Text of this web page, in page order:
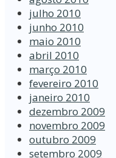
julho 2010
junho 2010
maio 2010
abril 2010
março 2010
fevereiro 2010
janeiro 2010
dezembro 2009
novembro 2009
outubro 2009
setembro 2009